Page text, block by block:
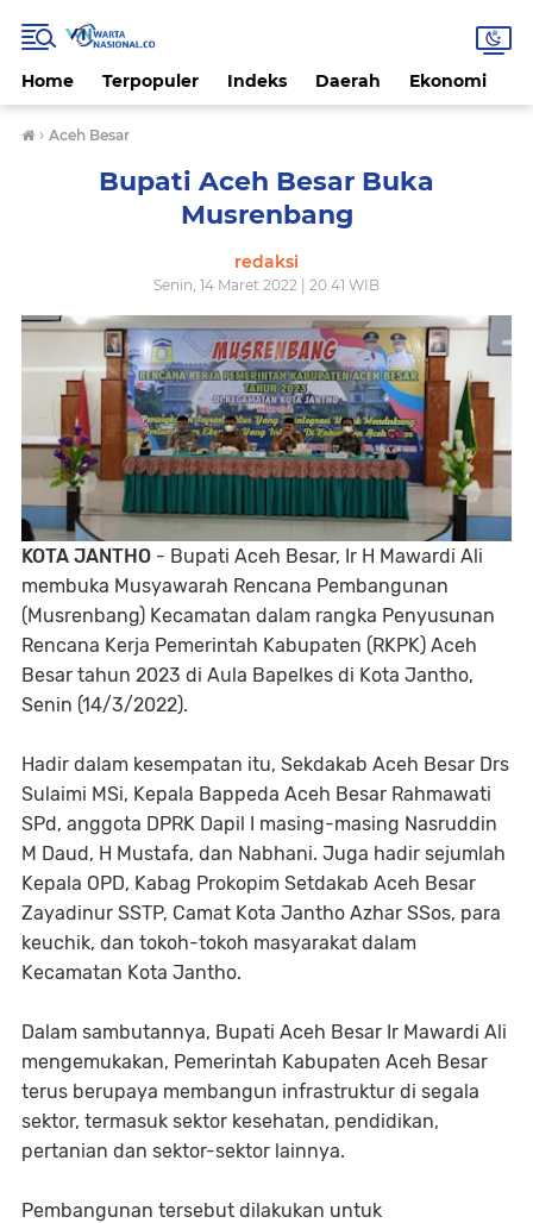
Home Terpopuler Indeks Daerah Ekonomi
› Aceh Besar
Bupati Aceh Besar Buka
Musrenbang
redaksi
Senin, 14 Maret 2022 | 20.41 WIB
KOTA JANTHO - Bupati Aceh Besar, Ir H Mawardi Ali
membuka Musyawarah Rencana Pembangunan
(Musrenbang) Kecamatan dalam rangka Penyusunan
Rencana Kerja Pemerintah Kabupaten (RKPK) Aceh
Besar tahun 2023 di Aula Bapelkes di Kota Jantho,
Senin (14/3/2022).
Hadir dalam kesempatan itu, Sekdakab Aceh Besar Drs
Sulaimi MSi, Kepala Bappeda Aceh Besar Rahmawati
SPd, anggota DPRK Dapil I masing-masing Nasruddin
M Daud, H Mustafa, dan Nabhani. Juga hadir sejumlah
Kepala OPD, Kabag Prokopim Setdakab Aceh Besar
Zayadinur SSTP, Camat Kota Jantho Azhar SSos, para
keuchik, dan tokoh-tokoh masyarakat dalam
Kecamatan Kota Jantho.
Dalam sambutannya, Bupati Aceh Besar Ir Mawardi Ali
mengemukakan, Pemerintah Kabupaten Aceh Besar
terus berupaya membangun infrastruktur di segala
sektor, termasuk sektor kesehatan, pendidikan,
pertanian dan sektor-sektor lainnya.
Pembangunan tersebut dilakukan untuk